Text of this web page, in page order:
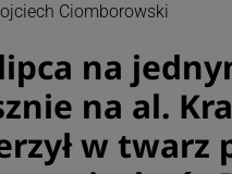
Ciomborowski
na
na al.
w twarz